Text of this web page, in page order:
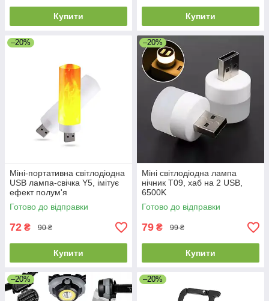
Купити Купити
–20%
Міні-портативна світлодіодна
USB лампа-свічка Y5, імітує
ефект полум'я
Готово до відправки
72 ₴ 90 ₴
Купити
–20%
Міні світлодіодна лампа
нічник T09, хаб на 2 USB,
6500K
Готово до відправки
79 ₴ 99 ₴
Купити
–20% –20%